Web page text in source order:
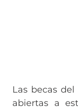
Las becas
abiertas a